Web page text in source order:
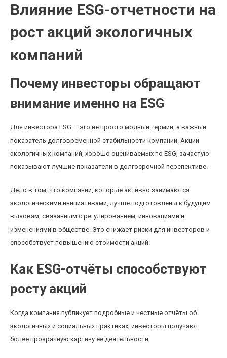
Влияние ESG-отчетности на
рост акций экологичных
компаний
Почему инвесторы обращают
внимание именно на ESG
Для инвестора ESG — это не просто модный термин, а важный
показатель долговременной стабильности компании. Акции
экологичных компаний, хорошо оцениваемых по ESG, зачастую
показывают лучшие показатели в долгосрочной перспективе.
Дело в том, что компании, которые активно занимаются
экологическими инициативами, лучше подготовлены к будущим
вызовам, связанным с регулированием, инновациями и
изменениями в обществе. Это снижает риски для инвесторов и
способствует повышению стоимости акций.
Как ESG-отчёты способствуют
росту акций
Когда компания публикует подробные и честные отчёты об
экологичных и социальных практиках, инвесторы получают
более прозрачную картину её деятельности.